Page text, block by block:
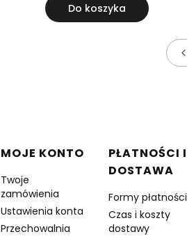
Do koszyka
MOJE KONTO
Twoje
zamówienia
Ustawienia konta
Przechowalnia
PŁATNOŚCI I
DOSTAWA
Formy płatności
Czas i koszty
dostawy